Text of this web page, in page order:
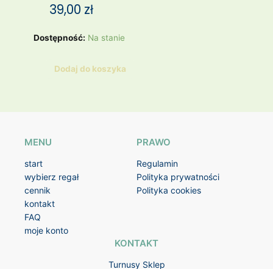
39,00 zł
Dostępność: Na stanie
ilość
Dodaj do koszyka
MENU
start
wybierz regał
cennik
kontakt
FAQ
moje konto
PRAWO
Regulamin
Polityka prywatności
Polityka cookies
KONTAKT
Turnusy Sklep